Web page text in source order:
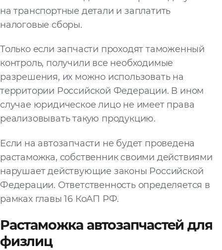
на транспортные детали и заплатить
налоговые сборы.
Только если запчасти проходят таможенный
контроль, получили все необходимые
разрешения, их можно использовать на
территории Российской Федерации. В ином
случае юридическое лицо не имеет права
реализовывать такую продукцию.
Если на автозапчасти не будет проведена
растаможка, собственник своими действиями
нарушает действующие законы Российской
Федерации. Ответственность определяется в
рамках главы 16 КоАП РФ.
Растаможка автозапчастей для
физлиц